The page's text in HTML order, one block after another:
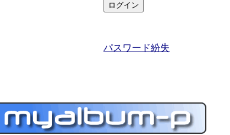
パスワード紛失